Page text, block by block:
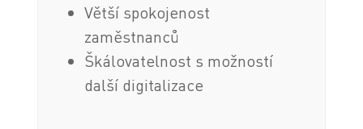
Větší spokojenost
zaměstnanců
Škálovatelnost s možností
další digitalizace